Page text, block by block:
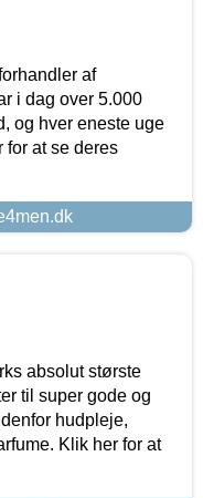
af
i dag over 5.000
og hver eneste uge
for at se deres
absolut største
til super gode og
hudpleje,
Klik her for at